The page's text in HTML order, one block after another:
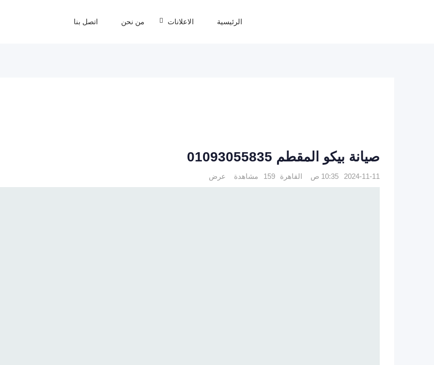
الرئيسية الاعلانات من نحن اتصل بنا
صيانة بيكو المقطم 01093055835
2024-11-11 10:35 ص القاهرة 159 مشاهدة عرض